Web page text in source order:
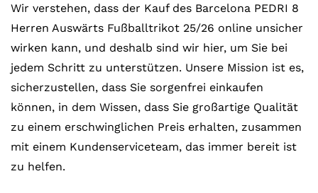
Wir verstehen, dass der Kauf des Barcelona PEDRI 8
Herren Auswärts Fußballtrikot 25/26 online unsicher
wirken kann, und deshalb sind wir hier, um Sie bei
jedem Schritt zu unterstützen. Unsere Mission ist es,
sicherzustellen, dass Sie sorgenfrei einkaufen
können, in dem Wissen, dass Sie großartige Qualität
zu einem erschwinglichen Preis erhalten, zusammen
mit einem Kundenserviceteam, das immer bereit ist
zu helfen.